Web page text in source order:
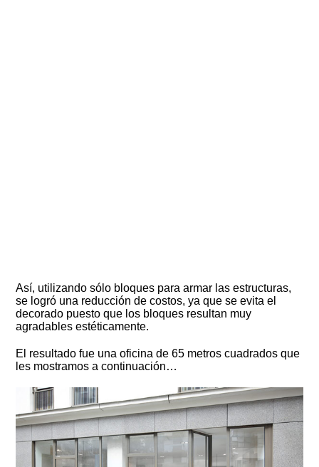
Así, utilizando sólo bloques para armar las estructuras,
se logró una reducción de costos, ya que se evita el
decorado puesto que los bloques resultan muy
agradables estéticamente.
El resultado fue una oficina de 65 metros cuadrados que
les mostramos a continuación…